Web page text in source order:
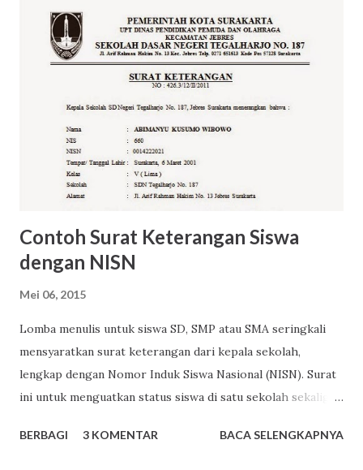
Contoh Surat Keterangan Siswa
dengan NISN
Mei 06, 2015
Lomba menulis untuk siswa SD, SMP atau SMA seringkali
mensyaratkan surat keterangan dari kepala sekolah,
lengkap dengan Nomor Induk Siswa Nasional (NISN). Surat
ini untuk menguatkan status siswa di satu sekolah sekaligus
siswanya yang ingin mengikuti suatu lomba. Surat
BERBAGI 3 KOMENTAR BACA SELENGKAPNYA